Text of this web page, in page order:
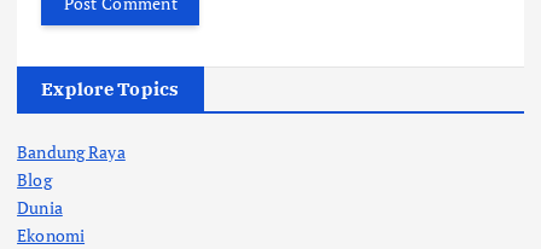
Explore Topics
Bandung Raya
Blog
Dunia
Ekonomi